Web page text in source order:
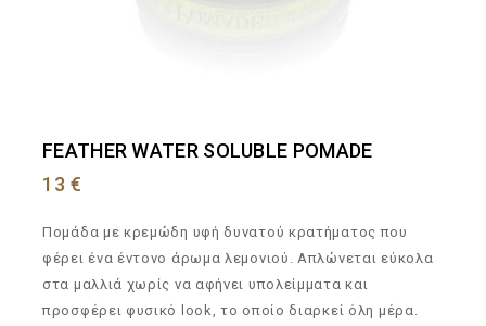
FEATHER WATER SOLUBLE POMADE
13€
Πομάδα με κρεμώδη υφή δυνατού κρατήματος που
φέρει ένα έντονο άρωμα λεμονιού. Απλώνεται εύκολα
στα μαλλιά χωρίς να αφήνει υπολείμματα και
προσφέρει φυσικό look, το οποίο διαρκεί όλη μέρα.